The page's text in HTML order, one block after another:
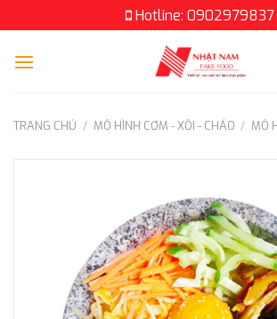
to
content
Hotline: 0902979837
TRANG CHỦ / MÔ HÌNH CƠM - XÔI - CHÁO / MÔ